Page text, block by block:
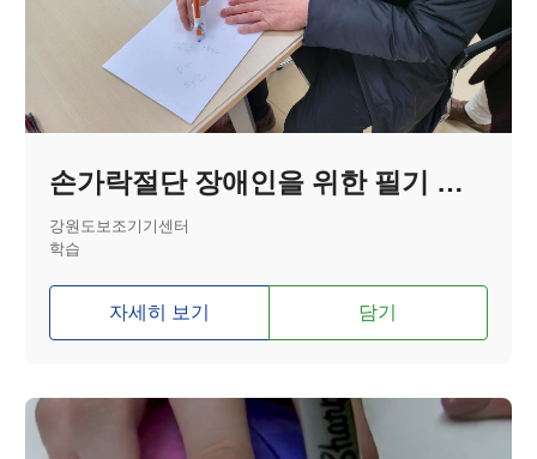
손가락절단 장애인을 위한 필기 보조기기
강원도보조기기센터
학습
자세히 보기 담기